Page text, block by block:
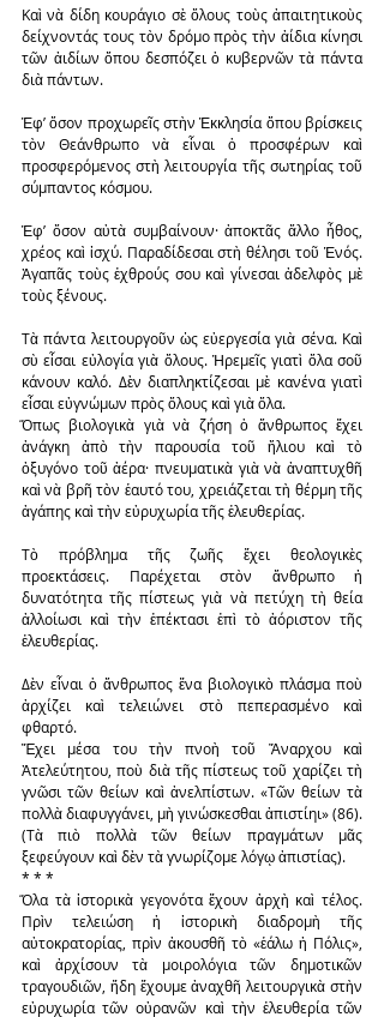
Καὶ νὰ δίδη κουράγιο σὲ ὅλους τοὺς ἀπαιτητικοὺς
δείχνοντάς τους τὸν δρόμο πρὸς τὴν ἀίδια κίνησι
τῶν ἀιδίων ὅπου δεσπόζει ὁ κυβερνῶν τὰ πάντα
διὰ πάντων.
Ἐφ’ ὅσον προχωρεῖς στὴν Ἐκκλησία ὅπου βρίσκεις
τὸν Θεάνθρωπο νὰ εἶναι ὁ προσφέρων καὶ
προσφερόμενος στὴ λειτουργία τῆς σωτηρίας τοῦ
σύμπαντος κόσμου.
Ἐφ’ ὅσον αὐτὰ συμβαίνουν· ἀποκτᾶς ἄλλο ἦθος,
χρέος καὶ ἰσχύ. Παραδίδεσαι στὴ θέλησι τοῦ Ἑνός.
Ἀγαπᾶς τοὺς ἐχθρούς σου καὶ γίνεσαι ἀδελφὸς μὲ
τοὺς ξένους.
Τὰ πάντα λειτουργοῦν ὡς εὐεργεσία γιὰ σένα. Καὶ
σὺ εἶσαι εὐλογία γιὰ ὅλους. Ἠρεμεῖς γιατὶ ὅλα σοῦ
κάνουν καλό. Δὲν διαπληκτίζεσαι μὲ κανένα γιατὶ
εἶσαι εὐγνώμων πρὸς ὅλους καὶ γιὰ ὅλα.
Ὅπως βιολογικὰ γιὰ νὰ ζήση ὁ ἄνθρωπος ἔχει
ἀνάγκη ἀπὸ τὴν παρουσία τοῦ ἥλιου καὶ τὸ
ὀξυγόνο τοῦ ἀέρα· πνευματικὰ γιὰ νὰ ἀναπτυχθῆ
καὶ νὰ βρῆ τὸν ἑαυτό του, χρειάζεται τὴ θέρμη τῆς
ἀγάπης καὶ τὴν εὐρυχωρία τῆς ἐλευθερίας.
Τὸ πρόβλημα τῆς ζωῆς ἔχει θεολογικὲς
προεκτάσεις. Παρέχεται στὸν ἄνθρωπο ἡ
δυνατότητα τῆς πίστεως γιὰ νὰ πετύχη τὴ θεία
ἀλλοίωσι καὶ τὴν ἐπέκτασι ἐπὶ τὸ ἀόριστον τῆς
ἐλευθερίας.
Δὲν εἶναι ὁ ἄνθρωπος ἕνα βιολογικὸ πλάσμα ποὺ
ἀρχίζει καὶ τελειώνει στὸ πεπερασμένο καὶ
φθαρτό.
Ἔχει μέσα του τὴν πνοὴ τοῦ Ἄναρχου καὶ
Ἀτελεύτητου, ποὺ διὰ τῆς πίστεως τοῦ χαρίζει τὴ
γνῶσι τῶν θείων καὶ ἀνελπίστων. «Τῶν θείων τὰ
πολλὰ διαφυγγάνει, μὴ γινώσκεσθαι ἀπιστίηι» (86).
(Τὰ πιὸ πολλὰ τῶν θείων πραγμάτων μᾶς
ξεφεύγουν καὶ δὲν τὰ γνωρίζομε λόγῳ ἀπιστίας).
* * *
Ὅλα τὰ ἱστορικὰ γεγονότα ἔχουν ἀρχὴ καὶ τέλος.
Πρὶν τελειώση ἡ ἱστορικὴ διαδρομὴ τῆς
αὐτοκρατορίας, πρὶν ἀκουσθῆ τὸ «ἑάλω ἡ Πόλις»,
καὶ ἀρχίσουν τὰ μοιρολόγια τῶν δημοτικῶν
τραγουδιῶν, ἤδη ἔχουμε ἀναχθῆ λειτουργικὰ στὴν
εὐρυχωρία τῶν οὐρανῶν καὶ τὴν ἐλευθερία τῶν